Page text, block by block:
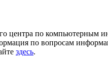
центра по
по вопросам
здесь.